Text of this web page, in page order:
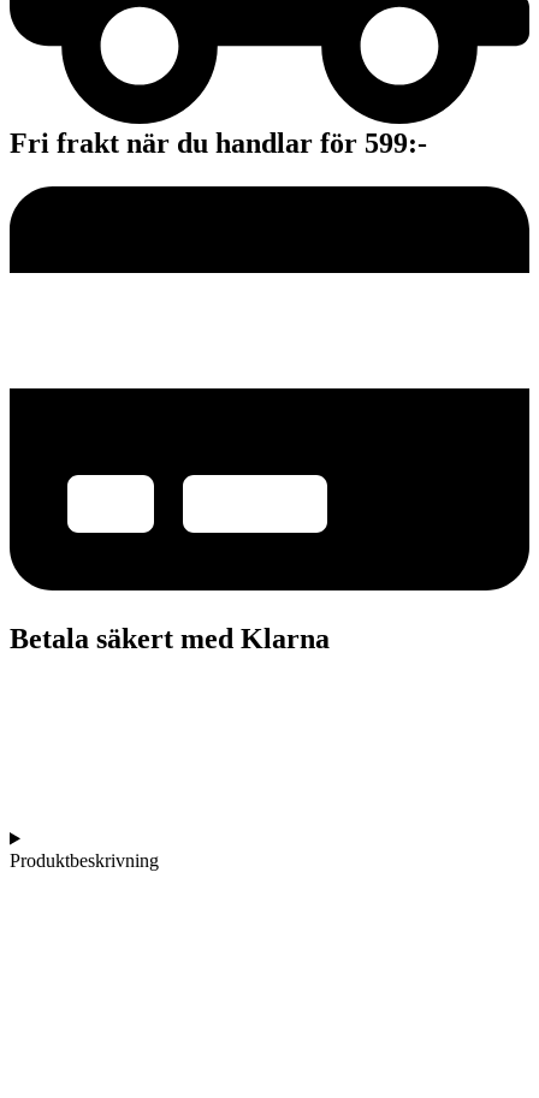
Fri frakt när du handlar för 599:-
Betala säkert med Klarna
Produktbeskrivning